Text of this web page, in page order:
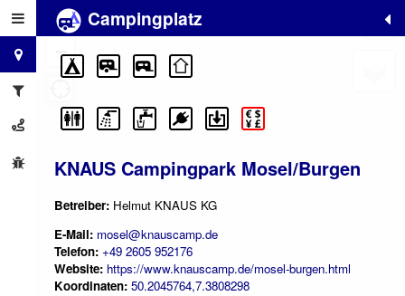
Campingplatz
KNAUS Campingpark Mosel/Burgen
Betreiber: Helmut KNAUS KG
E-Mail: mosel@knauscamp.de
Telefon: +49 2605 952176
Website: https://www.knauscamp.de/mosel-burgen.html
Koordinaten: 50.2045764,7.3808298
+
−